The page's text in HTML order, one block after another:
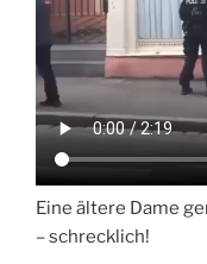
Eine ältere Dame
– schrecklich!